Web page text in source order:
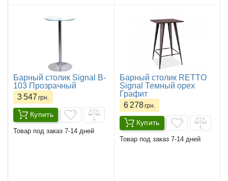
Барный столик Signal B-
103 Прозрачный
3 547 грн.
Купить
Товар под заказ 7-14 дней
Барный столик RETTO
Signal Темный орех
Графит
6 278грн.
Купить
Товар под заказ 7-14 дней